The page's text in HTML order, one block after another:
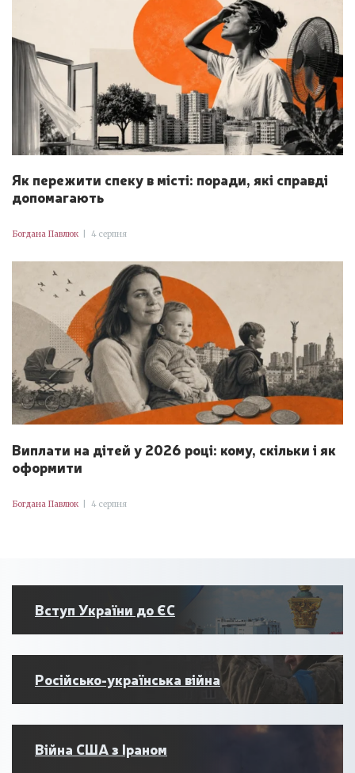
Як пережити спеку в місті: поради, які справді
допомагають
Богдана Павлюк 4 серпня
Виплати на дітей у 2026 році: кому, скільки і як
оформити
Богдана Павлюк 4 серпня
Вступ України до ЄС
Російсько-українська війна
Війна США з Іраном